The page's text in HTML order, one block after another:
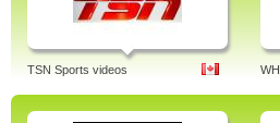
TSN Sports videos